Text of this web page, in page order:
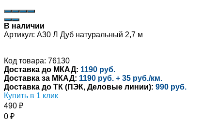
В наличии
Артикул: А30 Л Дуб натуральный 2,7 м
Код товара: 76130
Доставка до МКАД: 1190 руб.
Доставка за МКАД: 1190 руб. + 35 руб./км.
Доставка до ТК (ПЭК, Деловые линии): 990 руб.
Купить в 1 клик
490 ₽
0 ₽